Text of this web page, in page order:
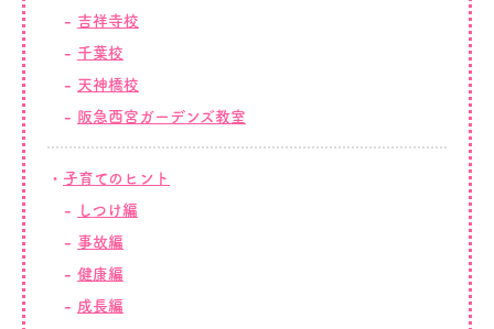
吉祥寺校
千葉校
天神橋校
阪急西宮ガーデンズ教室
子育てのヒント
しつけ編
事故編
健康編
成長編